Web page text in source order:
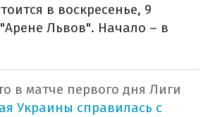
в воскресенье, 9
Львов". Начало – в
в матче первого дня Лиги
Украины справилась с